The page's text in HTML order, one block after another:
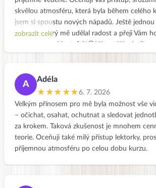
skvělou atmosféru, která byla během celého
jsem si spoustu nových nápadů. Ještě
dáreček, který mě udělal radost a přeji Vám
zobrazit celé
A
Adéla
★★★★★6. 7. 2026
Velkým přínosem pro mě byla možnost vše
– očichat, osahat, ochutnat a sledovat
za krokem. Taková zkušenost je mnohem
teorie. Oceňuji také milý přístup lektorky,
příjemnou atmosféru po celou dobu kurzu.